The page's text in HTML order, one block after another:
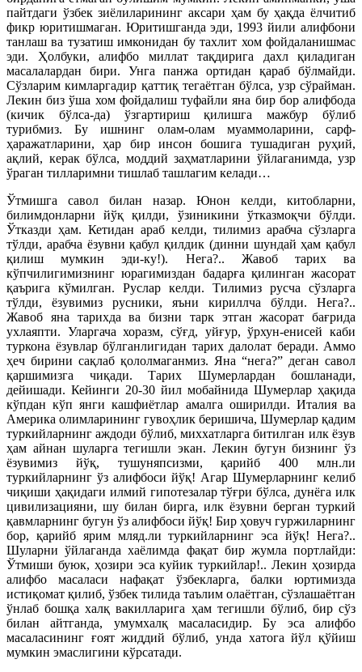
пайтдаги ўзбек зиёлиларининг аксари ҳам бу ҳақда ёлчитиб
фикр юритишмаган. Юритишганда эди, 1993 йили алифбони
танлаш ва тузатиш имконидан бу тахлит хом фойдаланишмас
эди. Ҳолбуки, алифбо миллат тақдирига дахл қиладиган
масалалардан бири. Унга панжа ортидан қараб бўлмайди.
Сўзларим кимларгадир қаттиқ тегаётган бўлса, узр сўрайман.
Лекин биз ўша хом фойдалиш туфайли яна бир бор алифбода
(кичик бўлса-да) ўзгартириш қилишга мажбур бўлиб
турибмиз. Бу ишнинг олам-олам муаммоларини, сарф-
ҳаражатларини, ҳар бир инсон бошига тушадиган руҳий,
ақлий, керак бўлса, моддий заҳматларини ўйлаганимда, узр
ўраган тилларимни тишлаб ташлагим келади…
Ўтмишга савол билан назар. Юнон келди, китобларни,
билимдонларни йўқ қилди, ўзиникини ўтказмоқчи бўлди.
Ўтказди ҳам. Кетидан араб келди, тилимиз арабча сўзларга
тўлди, арабча ёзувни қабул қилдик (динни шундай ҳам қабул
қилиш мумкин эди-ку!). Нега?.. Жавоб тарих ва
кўпчилигимизнинг юрагимиздан бадарға қилинган жасорат
қаърига кўмилган. Руслар келди. Тилимиз русча сўзларга
тўлди, ёзувимиз русники, яъни кириллча бўлди. Нега?..
Жавоб яна тарихда ва бизни тарк этган жасорат бағрида
ухлаяпти. Уларгача хоразм, сўғд, уйғур, ўрхун-енисей каби
туркона ёзувлар бўлганлигидан тарих далолат беради. Аммо
ҳеч бирини сақлаб қололмаганмиз. Яна “нега?” деган савол
қаршимизга чиқади. Тарих Шумерлардан бошланади,
дейишади. Кейинги 20-30 йил мобайнида Шумерлар ҳақида
кўпдан кўп янги кашфиётлар амалга оширилди. Италия ва
Америка олимларининг гувоҳлик беришича, Шумерлар қадим
туркийларнинг аждоди бўлиб, миххатларга битилган илк ёзув
ҳам айнан шуларга тегишли экан. Лекин бугун бизнинг ўз
ёзувимиз йўқ, тушуняпсизми, қарийб 400 млн.ли
туркийларнинг ўз алифбоси йўқ! Агар Шумерларнинг келиб
чиқиши ҳақидаги илмий гипотезалар тўғри бўлса, дунёга илк
цивилизацияни, шу билан бирга, илк ёзувни берган туркий
қавмларнинг бугун ўз алифбоси йўқ! Бир ҳовуч гуржиларнинг
бор, қарийб ярим мляд.ли туркийларнинг эса йўқ! Нега?..
Шуларни ўйлаганда хаёлимда фақат бир жумла портлайди:
Ўтмиши буюк, ҳозири эса куйик туркийлар!.. Лекин ҳозирда
алифбо масаласи нафақат ўзбекларга, балки юртимизда
истиқомат қилиб, ўзбек тилида таълим олаётган, сўзлашаётган
ўнлаб бошқа халқ вакилларига ҳам тегишли бўлиб, бир сўз
билан айтганда, умумхалқ масаласидир. Бу эса алифбо
масаласининг ғоят жиддий бўлиб, унда хатога йўл қўйиш
мумкин эмаслигини кўрсатади.